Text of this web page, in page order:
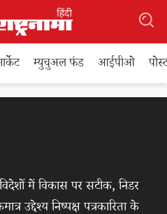
म्युचुअल फंड आईपीओ
में विकास पर सटीक, निडर
उद्देश्य निष्पक्ष पत्रकारिता के